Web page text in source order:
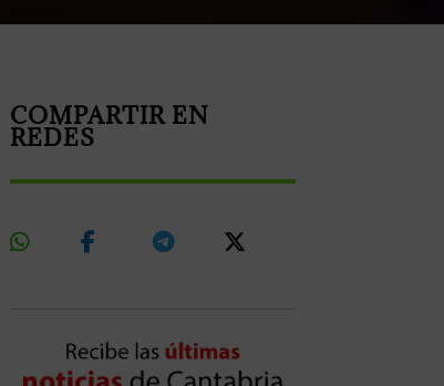
COMPARTIR EN
REDES